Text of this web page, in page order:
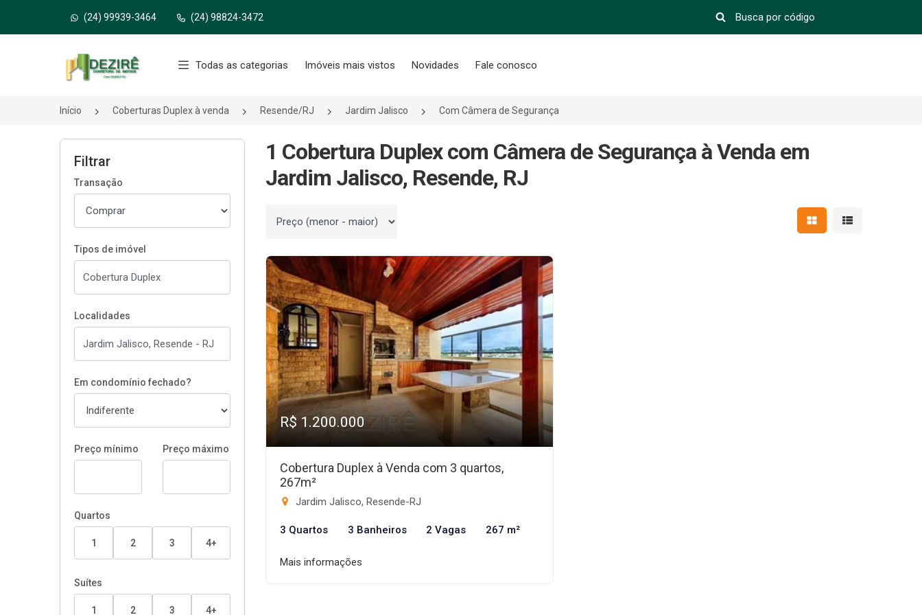
(24) 99939-3464 (24) 98824-3472
Página inicial
Todas as categorias Imóveis mais vistos Novidades Fale conosco
Início Coberturas Duplex à venda Resende/RJ Jardim Jalisco Com Câmera de Segurança
Filtrar
Transação
Tipos de imóvel
Localidades
Em condomínio fechado?
Preço mínimo Preço máximo
Quartos
1 2 3 4+
Suítes
1 2 3 4+
1 Cobertura Duplex com Câmera de Segurança à Venda em
Jardim Jalisco, Resende, RJ
Ordenar por Mostrar resultados em
Mostrar
R$ 1.200.000
Cobertura Duplex à Venda com 3 quartos,
267m²
Jardim Jalisco, Resende-RJ
3 Quartos 3 Banheiros 2 Vagas 267 m²
Mais informações